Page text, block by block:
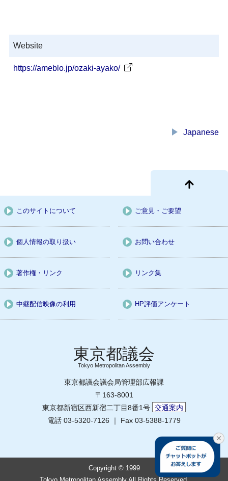
Website
https://ameblo.jp/ozaki-ayako/
play_arrow Japanese
このサイトについて ご意見・ご要望
個人情報の取り扱い お問い合わせ
著作権・リンク リンク集
中継配信映像の利用 HP評価アンケート
Tokyo Metropolitan Assembly
東京都議会議会局管理部広報課
〒163-8001
東京都新宿区西新宿二丁目8番1号 交通案内
電話 03-5320-7126 ｜ Fax 03-5388-1779
Copyright © 1999
Tokyo Metropolitan Assembly All Rights Reserved.